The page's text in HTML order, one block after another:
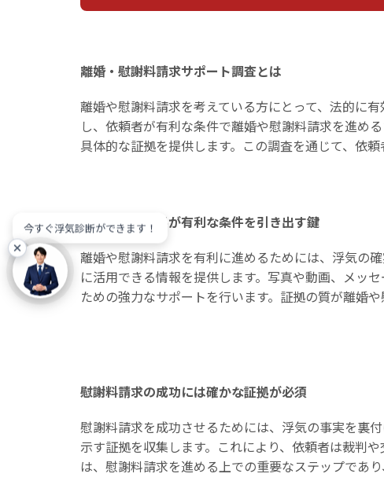
離婚・慰謝料請求サポート調査とは
離婚や慰謝料請求を考えている方にとって、法的に
し、依頼者が有利な条件で離婚や慰謝料請求を進め
具体的な証拠を提供します。この調査を通じて、依
確実な浮気証拠が有利な条件を引き出す鍵
離婚や慰謝料請求を有利に進めるためには、浮気の
に活用できる情報を提供します。写真や動画、メッ
ための強力なサポートを行います。証拠の質が離婚
慰謝料請求の成功には確かな証拠が必須
慰謝料請求を成功させるためには、浮気の事実を裏
示す証拠を収集します。これにより、依頼者は裁判
は、慰謝料請求を進める上での重要なステップであ
今すぐ浮気診断ができます！